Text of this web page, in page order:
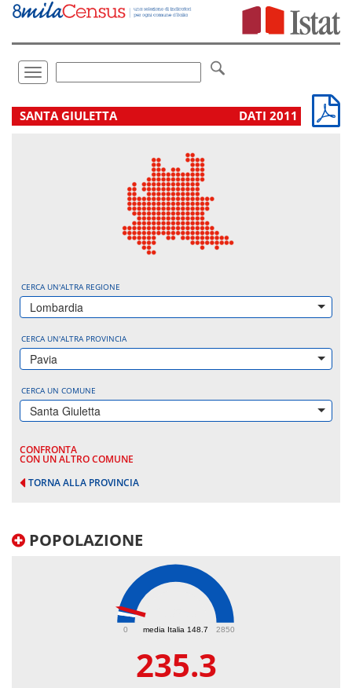
Vai
direttamente
Toggle
navigation
.
SANTA GIULETTA DATI 2011
CERCA UN'ALTRA REGIONE
Lombardia
CERCA UN'ALTRA PROVINCIA
Pavia
CERCA UN COMUNE
Santa Giuletta
CONFRONTA
CON UN ALTRO COMUNE
TORNA ALLA PROVINCIA
POPOLAZIONE
media Italia 148.7
0 2850
235.3